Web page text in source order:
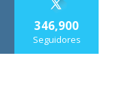
346,900
Seguidores